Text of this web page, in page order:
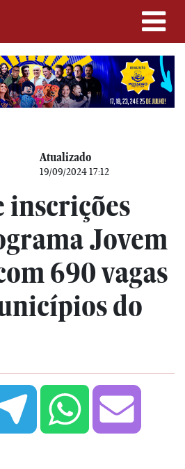
Atualizado
19/09/2024 17:12
inscrições
Jovem
690 vagas
do